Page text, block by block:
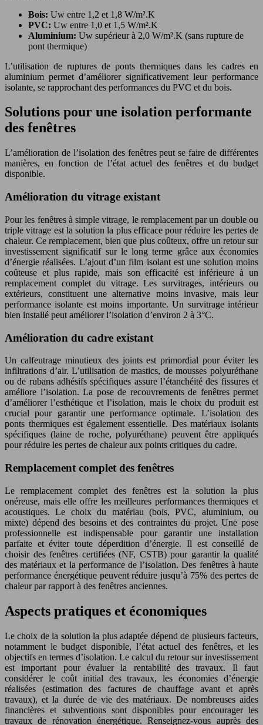
Bois: Uw entre 1,2 et 1,8 W/m².K
PVC: Uw entre 1,0 et 1,5 W/m².K
Aluminium: Uw supérieur à 2,0 W/m².K (sans rupture de
pont thermique)
L’utilisation de ruptures de ponts thermiques dans les cadres en
aluminium permet d’améliorer significativement leur performance
isolante, se rapprochant des performances du PVC et du bois.
Solutions pour une isolation performante
des fenêtres
L’amélioration de l’isolation des fenêtres peut se faire de différentes
manières, en fonction de l’état actuel des fenêtres et du budget
disponible.
Amélioration du vitrage existant
Pour les fenêtres à simple vitrage, le remplacement par un double ou
triple vitrage est la solution la plus efficace pour réduire les pertes de
chaleur. Ce remplacement, bien que plus coûteux, offre un retour sur
investissement significatif sur le long terme grâce aux économies
d’énergie réalisées. L’ajout d’un film isolant est une solution moins
coûteuse et plus rapide, mais son efficacité est inférieure à un
remplacement complet du vitrage. Les survitrages, intérieurs ou
extérieurs, constituent une alternative moins invasive, mais leur
performance isolante est moins importante. Un survitrage intérieur
bien installé peut améliorer l’isolation d’environ 2 à 3°C.
Amélioration du cadre existant
Un calfeutrage minutieux des joints est primordial pour éviter les
infiltrations d’air. L’utilisation de mastics, de mousses polyuréthane
ou de rubans adhésifs spécifiques assure l’étanchéité des fissures et
améliore l’isolation. La pose de recouvrements de fenêtres permet
d’améliorer l’esthétique et l’isolation, mais le choix du produit est
crucial pour garantir une performance optimale. L’isolation des
ponts thermiques est également essentielle. Des matériaux isolants
spécifiques (laine de roche, polyuréthane) peuvent être appliqués
pour réduire les pertes de chaleur aux points critiques du cadre.
Remplacement complet des fenêtres
Le remplacement complet des fenêtres est la solution la plus
onéreuse, mais elle offre les meilleures performances thermiques et
acoustiques. Le choix du matériau (bois, PVC, aluminium, ou
mixte) dépend des besoins et des contraintes du projet. Une pose
professionnelle est indispensable pour garantir une installation
parfaite et éviter toute déperdition d’énergie. Il est conseillé de
choisir des fenêtres certifiées (NF, CSTB) pour garantir la qualité
des matériaux et la performance de l’isolation. Des fenêtres à haute
performance énergétique peuvent réduire jusqu’à 75% des pertes de
chaleur par rapport à des fenêtres anciennes.
Aspects pratiques et économiques
Le choix de la solution la plus adaptée dépend de plusieurs facteurs,
notamment le budget disponible, l’état actuel des fenêtres, et les
objectifs en termes d’isolation. Le calcul du retour sur investissement
est important pour évaluer la rentabilité des travaux. Il faut
considérer le coût initial des travaux, les économies d’énergie
réalisées (estimation des factures de chauffage avant et après
travaux), et la durée de vie des matériaux. De nombreuses aides
financières et subventions sont disponibles pour encourager les
travaux de rénovation énergétique. Renseignez-vous auprès des